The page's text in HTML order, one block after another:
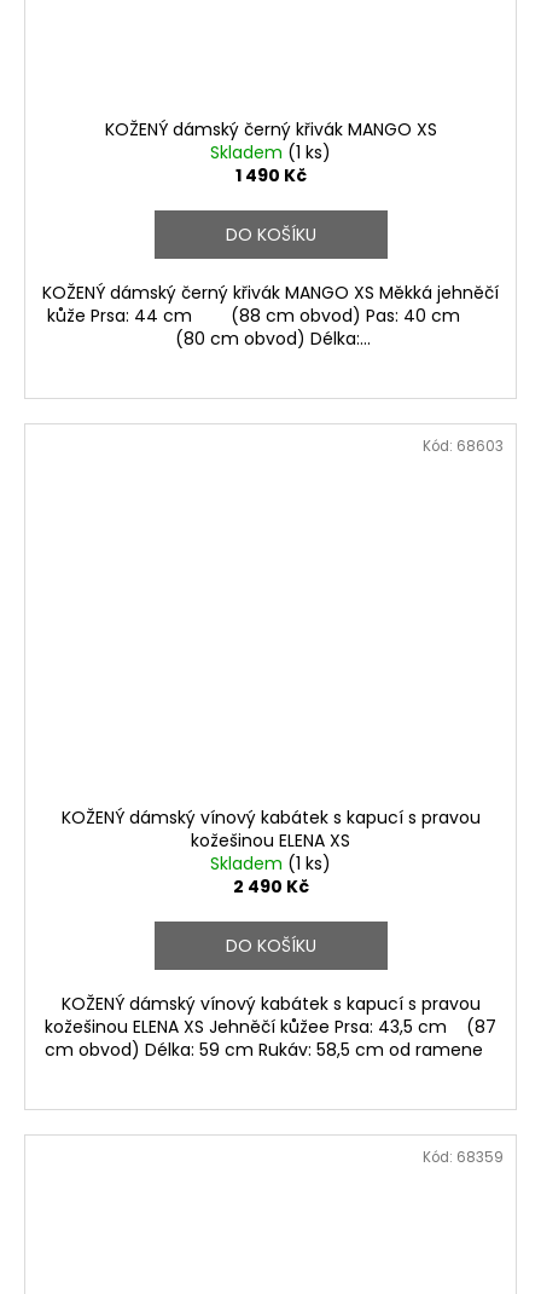
KOŽENÝ dámský černý křivák MANGO XS
Skladem (1 ks)
1 490 Kč
DO KOŠÍKU
KOŽENÝ dámský černý křivák MANGO XS Měkká jehněčí
kůže Prsa: 44 cm (88 cm obvod) Pas: 40 cm
(80 cm obvod) Délka:...
KOŽENÝ dámský vínový kabátek s kapucí s pravou
kožešinou ELENA XS
Skladem (1 ks)
2 490 Kč
DO KOŠÍKU
KOŽENÝ dámský vínový kabátek s kapucí s pravou
kožešinou ELENA XS Jehněčí kůžee Prsa: 43,5 cm (87
cm obvod) Délka: 59 cm Rukáv: 58,5 cm od ramene
Kód: 68603
Kód: 68359